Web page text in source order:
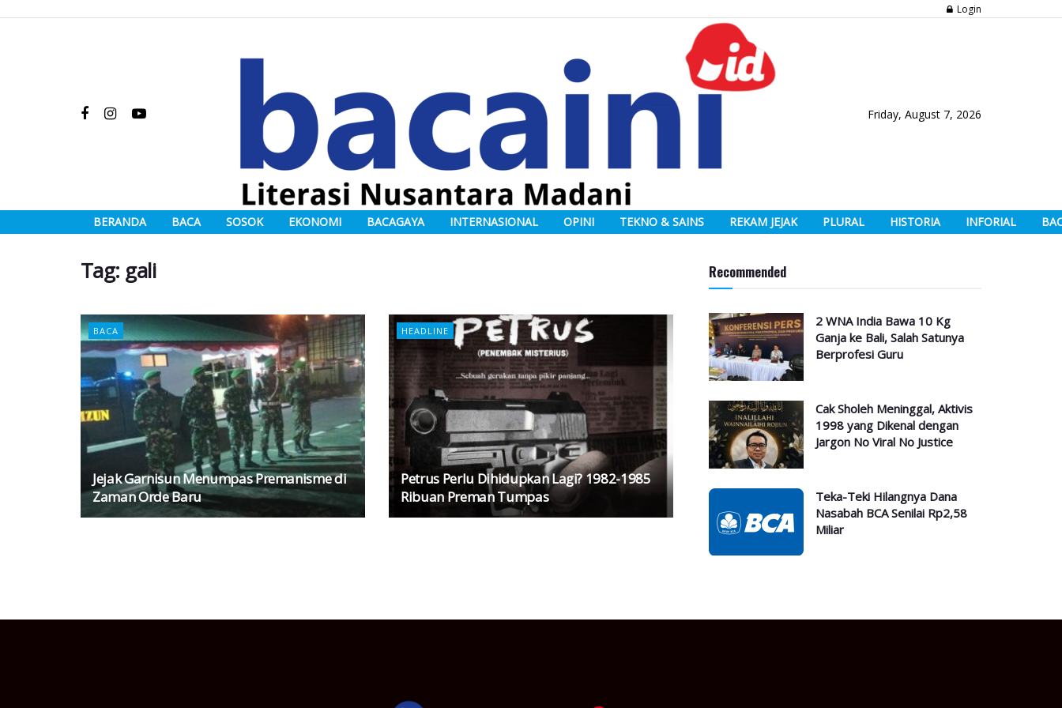
Login
Friday, August 7, 2026
BERANDA BACA SOSOK EKONOMI BACAGAYA INTERNASIONAL OPINI TEKNO & SAINS REKAM JEJAK PLURAL HISTORIA INFORIAL
Tag: gali
BACA
Jejak Garnisun Menumpas Premanisme di
Zaman Orde Baru
HEADLINE
Petrus Perlu Dihidupkan Lagi? 1982-1985
Ribuan Preman Tumpas
Recommended
2 WNA India Bawa 10 Kg
Ganja ke Bali, Salah Satunya
Berprofesi Guru
Cak Sholeh Meninggal, Aktivis
1998 yang Dikenal dengan
Jargon No Viral No Justice
Teka-Teki Hilangnya Dana
Nasabah BCA Senilai Rp2,58
Miliar